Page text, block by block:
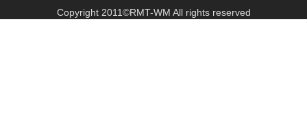
Copyright 2011©RMT-WM All rights reserved